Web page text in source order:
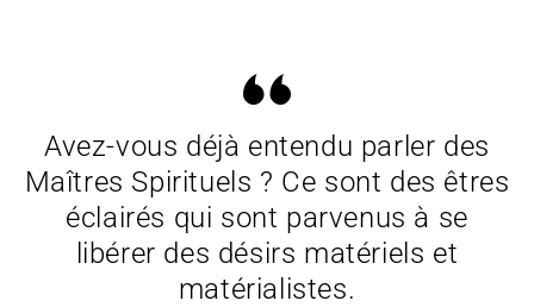
Avez-vous déjà entendu parler des
Maîtres Spirituels ? Ce sont des êtres
éclairés qui sont parvenus à se
libérer des désirs matériels et
matérialistes.